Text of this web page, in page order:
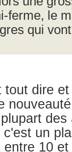
ferme, le
qui
dire
un
10